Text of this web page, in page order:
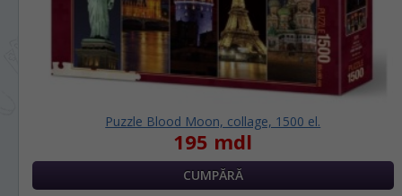
Puzzle Blood Moon, collage, 1500 el.
195 mdl